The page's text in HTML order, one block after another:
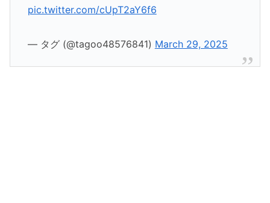
pic.twitter.com/cUpT2aY6f6
— タグ (@tagoo48576841) March 29, 2025